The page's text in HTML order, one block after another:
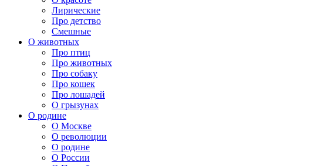
Лирические
Про детство
Смешные
О животных
Про птиц
Про животных
Про собаку
Про кошек
Про лошадей
О грызунах
О родине
О Москве
О революции
О родине
О России